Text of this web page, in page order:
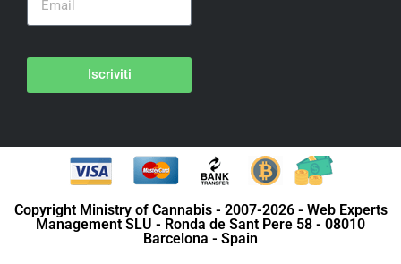
Iscriviti
Copyright Ministry of Cannabis - 2007-2026 - Web Experts
Management SLU - Ronda de Sant Pere 58 - 08010
Barcelona - Spain